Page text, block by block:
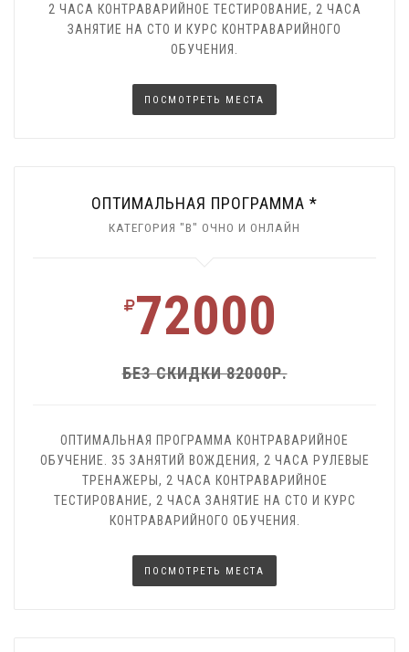
2 ЧАСА КОНТРАВАРИЙНОЕ ТЕСТИРОВАНИЕ, 2 ЧАСА
ЗАНЯТИЕ НА СТО И КУРС КОНТРАВАРИЙНОГО
ОБУЧЕНИЯ.
ПОСМОТРЕТЬ МЕСТА
ОПТИМАЛЬНАЯ ПРОГРАММА *
КАТЕГОРИЯ "В" ОЧНО И ОНЛАЙН
72000
БЕЗ СКИДКИ 82000Р.
ОПТИМАЛЬНАЯ ПРОГРАММА КОНТРАВАРИЙНОЕ
ОБУЧЕНИЕ. 35 ЗАНЯТИЙ ВОЖДЕНИЯ, 2 ЧАСА РУЛЕВЫЕ
ТРЕНАЖЕРЫ, 2 ЧАСА КОНТРАВАРИЙНОЕ
ТЕСТИРОВАНИЕ, 2 ЧАСА ЗАНЯТИЕ НА СТО И КУРС
КОНТРАВАРИЙНОГО ОБУЧЕНИЯ.
ПОСМОТРЕТЬ МЕСТА